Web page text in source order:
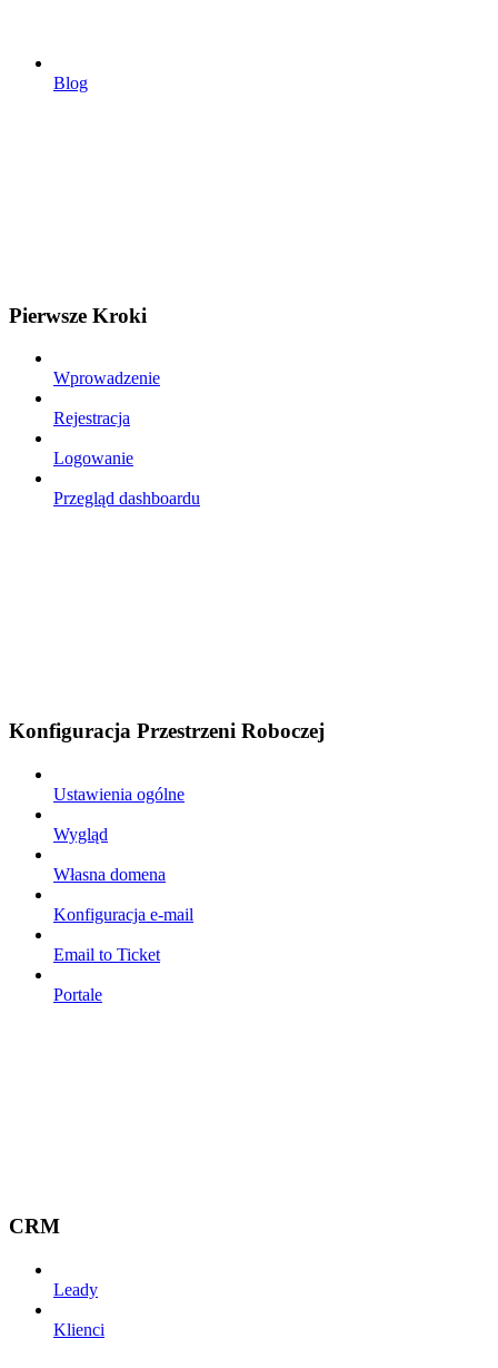
Blog
Pierwsze Kroki
Wprowadzenie
Rejestracja
Logowanie
Przegląd dashboardu
Konfiguracja Przestrzeni Roboczej
Ustawienia ogólne
Wygląd
Własna domena
Konfiguracja e-mail
Email to Ticket
Portale
CRM
Leady
Klienci